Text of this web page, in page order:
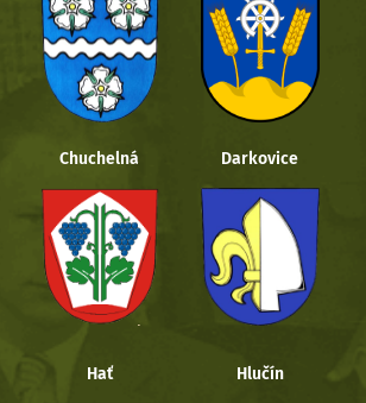
Chuchelná Darkovice
Hať Hlučín